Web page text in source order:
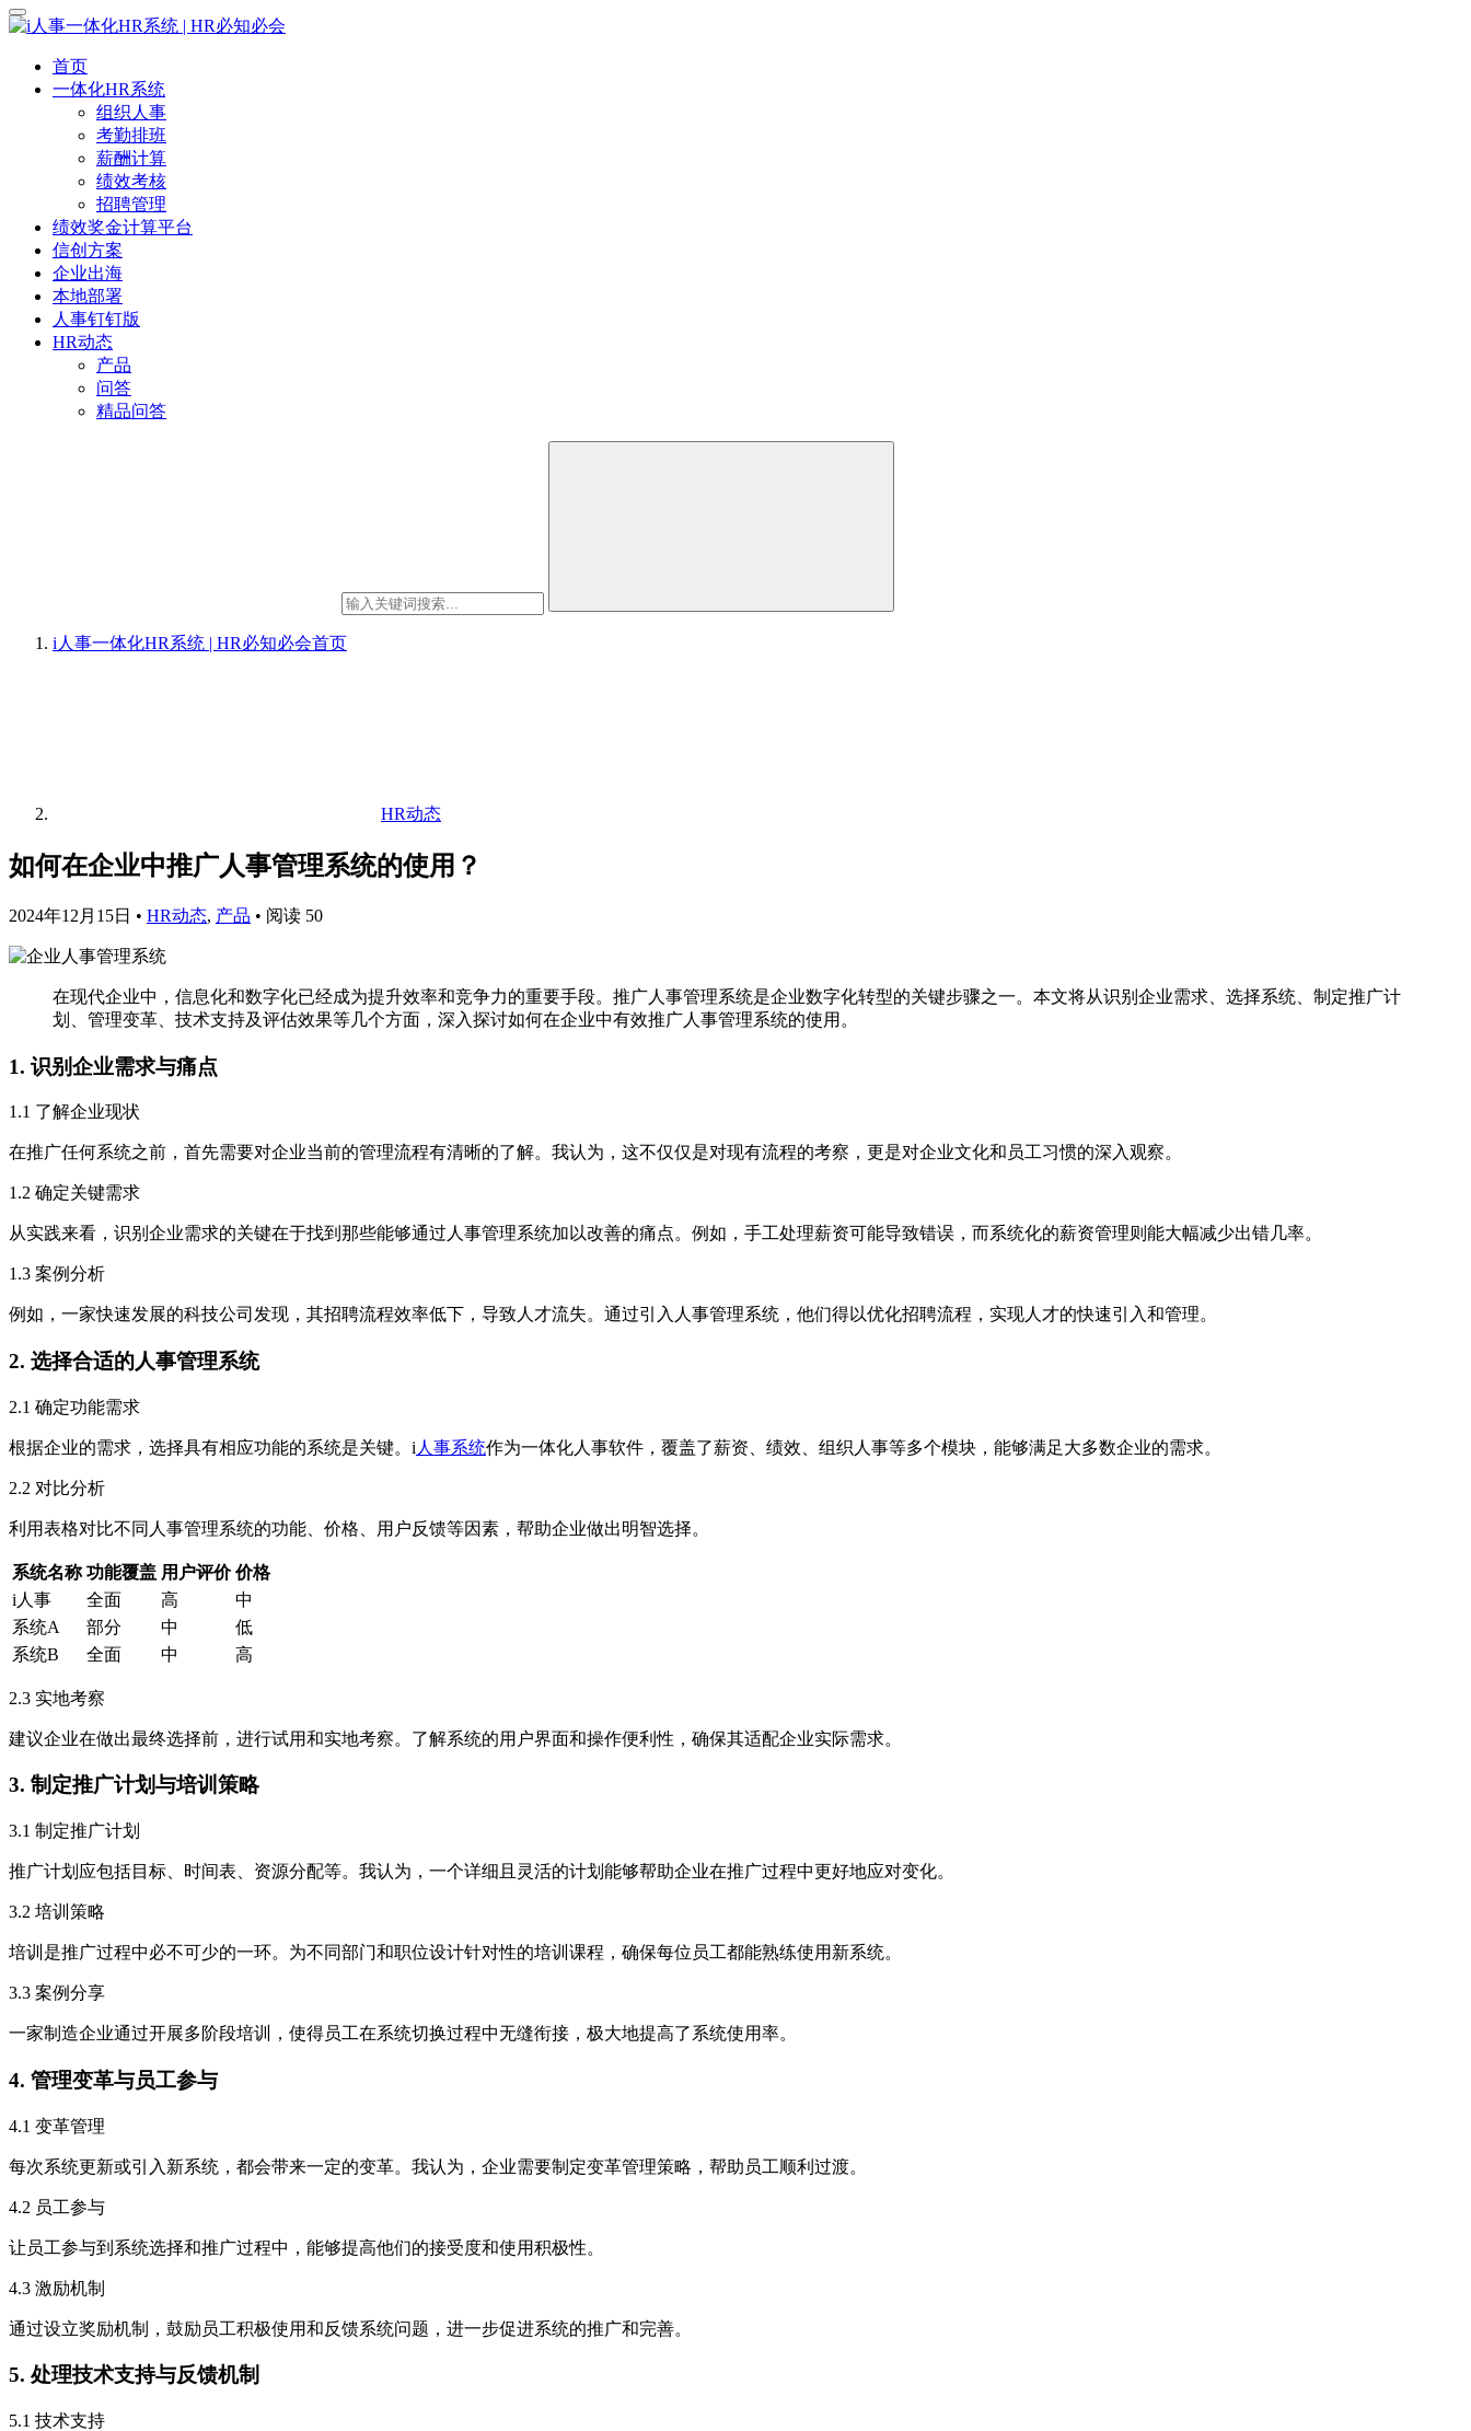
首页
一体化HR系统
组织人事
考勤排班
薪酬计算
绩效考核
招聘管理
绩效奖金计算平台
信创方案
企业出海
本地部署
人事钉钉版
HR动态
产品
问答
精品问答
i人事一体化HR系统 | HR必知必会首页
HR动态
如何在企业中推广人事管理系统的使用？
2024年12月15日 • HR动态, 产品 • 阅读 50
在现代企业中，信息化和数字化已经成为提升效率和竞争力的重要手段。推广人事管理系统是企业数字化转型的关键步骤之一。本文将从识别企业需求、选择系统、制定推广计
划、管理变革、技术支持及评估效果等几个方面，深入探讨如何在企业中有效推广人事管理系统的使用。
1. 识别企业需求与痛点
1.1 了解企业现状
在推广任何系统之前，首先需要对企业当前的管理流程有清晰的了解。我认为，这不仅仅是对现有流程的考察，更是对企业文化和员工习惯的深入观察。
1.2 确定关键需求
从实践来看，识别企业需求的关键在于找到那些能够通过人事管理系统加以改善的痛点。例如，手工处理薪资可能导致错误，而系统化的薪资管理则能大幅减少出错几率。
1.3 案例分析
例如，一家快速发展的科技公司发现，其招聘流程效率低下，导致人才流失。通过引入人事管理系统，他们得以优化招聘流程，实现人才的快速引入和管理。
2. 选择合适的人事管理系统
2.1 确定功能需求
根据企业的需求，选择具有相应功能的系统是关键。i 人事系统作为一体化人事软件，覆盖了薪资、绩效、组织人事等多个模块，能够满足大多数企业的需求。
2.2 对比分析
利用表格对比不同人事管理系统的功能、价格、用户反馈等因素，帮助企业做出明智选择。
系统名称 功能覆盖 用户评价 价格
i人事
全面 高
中
系统A
部分 中
低
系统B
全面 中 高
2.3 实地考察
建议企业在做出最终选择前，进行试用和实地考察。了解系统的用户界面和操作便利性，确保其适配企业实际需求。
3. 制定推广计划与培训策略
3.1 制定推广计划
推广计划应包括目标、时间表、资源分配等。我认为，一个详细且灵活的计划能够帮助企业在推广过程中更好地应对变化。
3.2 培训策略
培训是推广过程中必不可少的一环。为不同部门和职位设计针对性的培训课程，确保每位员工都能熟练使用新系统。
3.3 案例分享
一家制造企业通过开展多阶段培训，使得员工在系统切换过程中无缝衔接，极大地提高了系统使用率。
4. 管理变革与员工参与
4.1 变革管理
每次系统更新或引入新系统，都会带来一定的变革。我认为，企业需要制定变革管理策略，帮助员工顺利过渡。
4.2 员工参与
让员工参与到系统选择和推广过程中，能够提高他们的接受度和使用积极性。
4.3 激励机制
通过设立奖励机制，鼓励员工积极使用和反馈系统问题，进一步促进系统的推广和完善。
5. 处理技术支持与反馈机制
5.1 技术支持